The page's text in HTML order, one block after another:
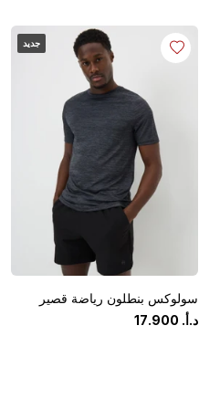
جديد
سولوكس بنطلون رياضة قصير
د.أ.
17.900